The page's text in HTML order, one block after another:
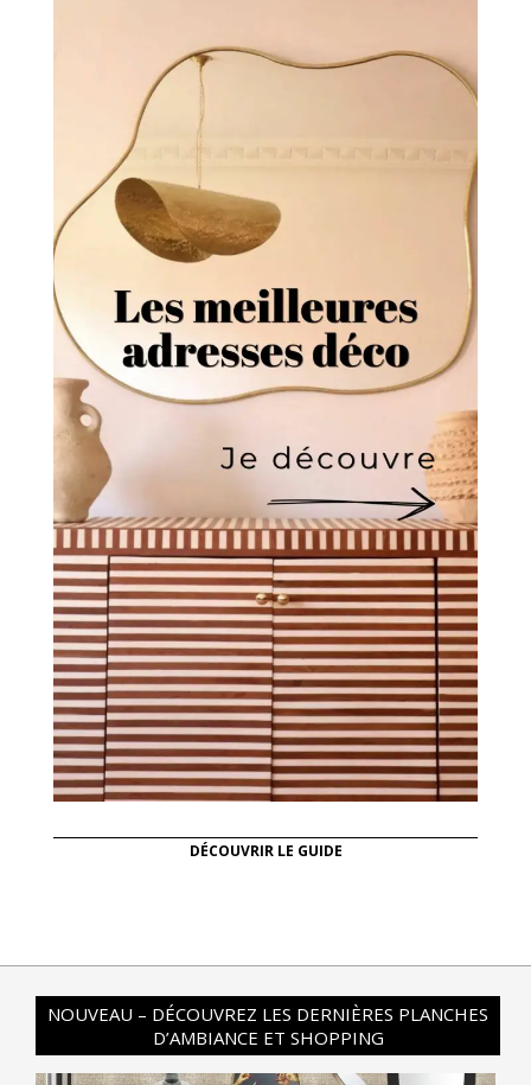
DÉCOUVRIR LE GUIDE
NOUVEAU – DÉCOUVREZ LES DERNIÈRES PLANCHES
D’AMBIANCE ET SHOPPING